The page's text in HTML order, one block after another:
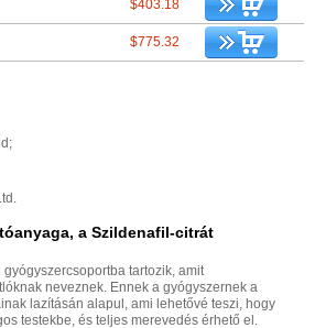
$403.18
$775.32
a Szildenafil-citrát
tartozik, amit
neveznek. Ennek a gyógyszernek a
lazításán alapul, ami lehetővé teszi, hogy
testekbe, és teljes merevedés érhető el.